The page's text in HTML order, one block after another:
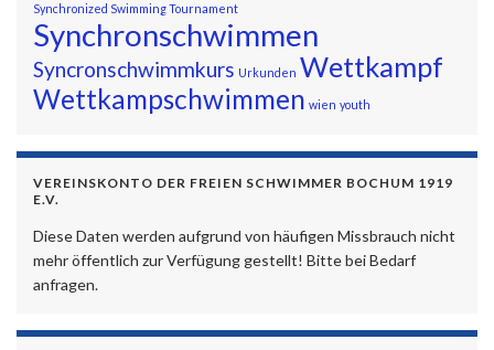
Synchronized Swimming Tournament
Synchronschwimmen
Syncronschwimmkurs Urkunden Wettkampf
Wettkampschwimmen wien youth
VEREINSKONTO DER FREIEN SCHWIMMER BOCHUM 1919
E.V.
Diese Daten werden aufgrund von häufigen Missbrauch nicht
mehr öffentlich zur Verfügung gestellt! Bitte bei Bedarf
anfragen.